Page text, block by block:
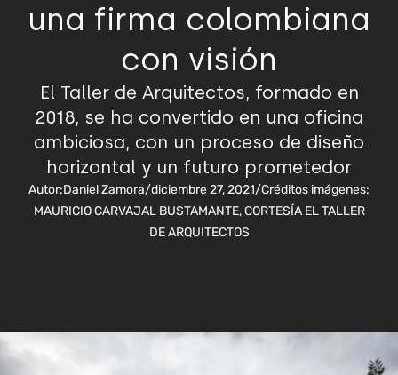
una firma colombiana
con visión
El Taller de Arquitectos, formado en
2018, se ha convertido en una oficina
ambiciosa, con un proceso de diseño
horizontal y un futuro prometedor
Autor:Daniel Zamora/diciembre 27, 2021/Créditos imágenes:
MAURICIO CARVAJAL BUSTAMANTE, CORTESÍA EL TALLER
DE ARQUITECTOS